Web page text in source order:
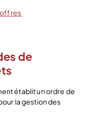
offres
de
établit un ordre de
la gestion des